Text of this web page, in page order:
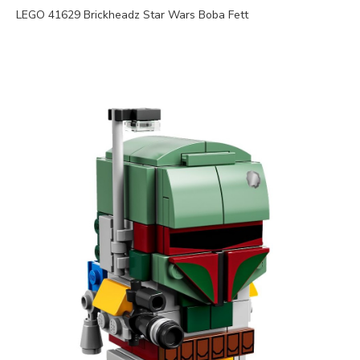
LEGO 41629 Brickheadz Star Wars Boba Fett